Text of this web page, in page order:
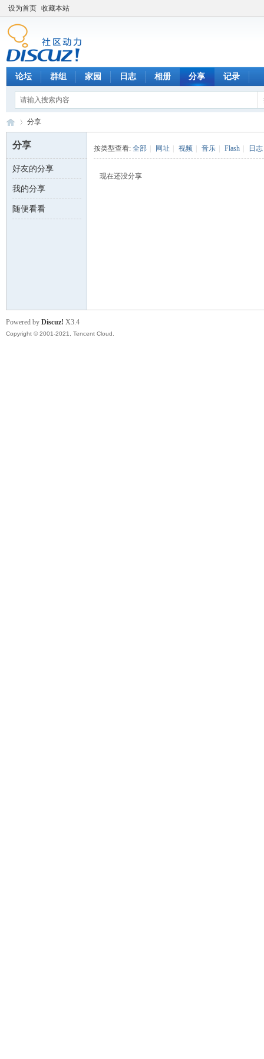
设为首页 收藏本站
论坛 群组 家园 日志 相册 分享 记录
数 ›
分享
分享
好友的分享
我的分享
随便看看
按类型查看: 全部 网址 视频 音乐 Flash 日志
现在还没分享
Powered by Discuz! X3.4
Copyright © 2001-2021, Tencent Cloud.